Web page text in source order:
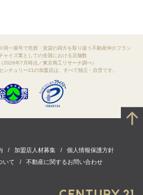
同一屋号で売買・賃貸の両方を取り扱う不動産仲介フラン
ャイズ業としての全国における店舗数
（2026年7月時点／東京商工リサーチ調べ）
ンチュリー21の加盟店は、すべて独立・自営です。
加盟店人材募集
個人情報保護方針
いて
不動産に関するお問い合わせ